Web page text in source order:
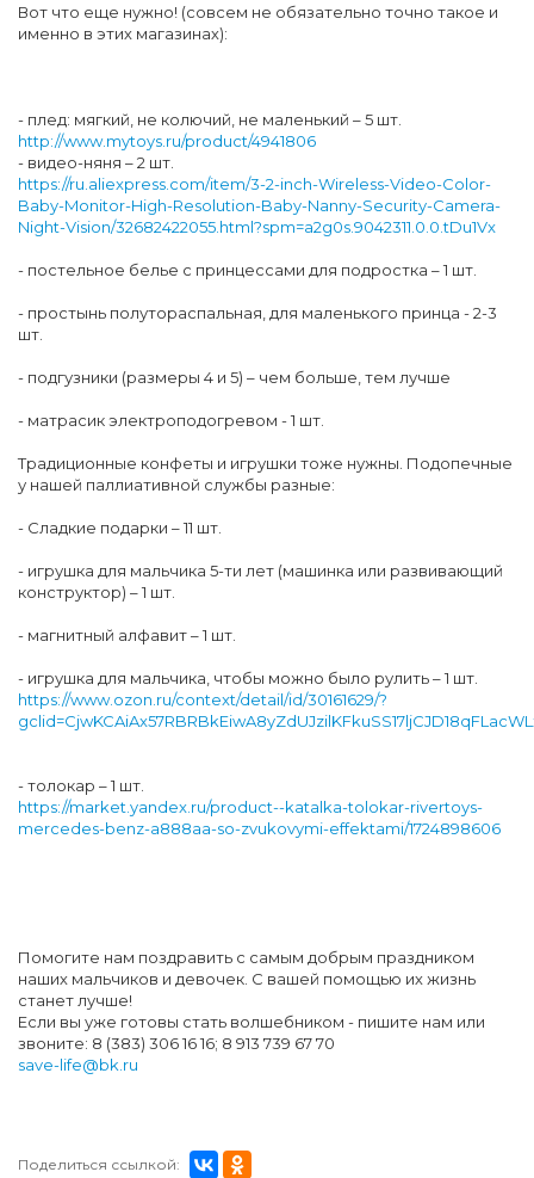
Вот что еще нужно! (совсем не обязательно точно такое и
именно в этих магазинах):
- плед: мягкий, не колючий, не маленький – 5 шт.
http://www.mytoys.ru/product/4941806
- видео-няня – 2 шт.
https://ru.aliexpress.com/item/3-2-inch-Wireless-Video-Color-
Baby-Monitor-High-Resolution-Baby-Nanny-Security-Camera-
Night-Vision/32682422055.html?spm=a2g0s.9042311.0.0.tDu1Vx
- постельное белье с принцессами для подростка – 1 шт.
- простынь полутораспальная, для маленького принца - 2-3
шт.
- подгузники (размеры 4 и 5) – чем больше, тем лучше
- матрасик электроподогревом - 1 шт.
Традиционные конфеты и игрушки тоже нужны. Подопечные
у нашей паллиативной службы разные:
- Сладкие подарки – 11 шт.
- игрушка для мальчика 5-ти лет (машинка или развивающий
конструктор) – 1 шт.
- магнитный алфавит – 1 шт.
- игрушка для мальчика, чтобы можно было рулить – 1 шт.
https://www.ozon.ru/context/detail/id/30161629/?
- толокар – 1 шт.
https://market.yandex.ru/product--katalka-tolokar-rivertoys-
mercedes-benz-a888aa-so-zvukovymi-effektami/1724898606
Помогите нам поздравить с самым добрым праздником
наших мальчиков и девочек. С вашей помощью их жизнь
станет лучше!
Если вы уже готовы стать волшебником - пишите нам или
звоните: 8 (383) 306 16 16; 8 913 739 67 70
save-life@bk.ru
Поделиться ссылкой: